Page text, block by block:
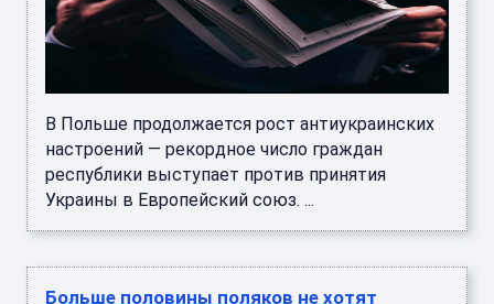
В Польше продолжается рост антиукраинских
настроений — рекордное число граждан
республики выступает против принятия
Украины в Европейский союз. ...
Больше половины поляков не хотят